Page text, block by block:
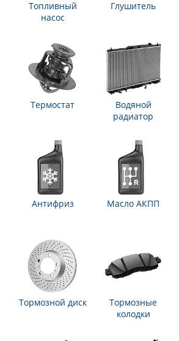
Топливный
насос
Глушитель
Термостат
Водяной
радиатор
Антифриз Масло АКПП
Тормозной диск
Тормозные
колодки